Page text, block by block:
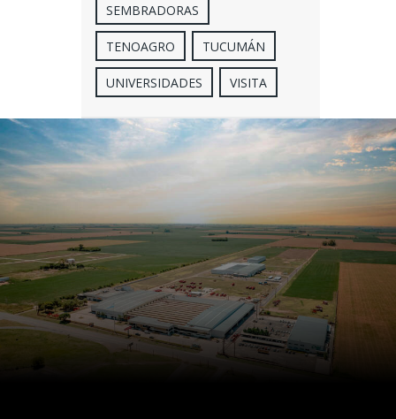
SEMBRADORAS
TENOAGRO TUCUMÁN
UNIVERSIDADES VISITA